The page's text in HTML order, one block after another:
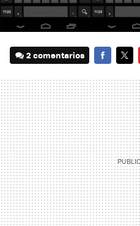
2 comentarios